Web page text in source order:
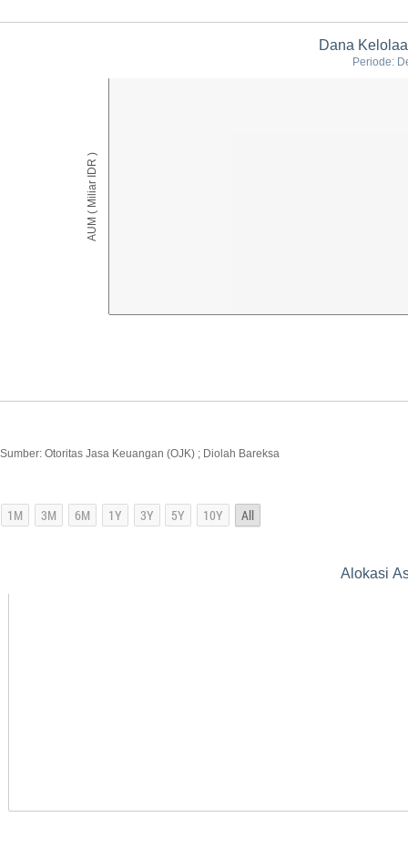
AUM ( Miliar IDR )
Dana
Periode:
Sumber: Otoritas Jasa Keuangan (OJK) ; Diolah Bareksa
Alokasi